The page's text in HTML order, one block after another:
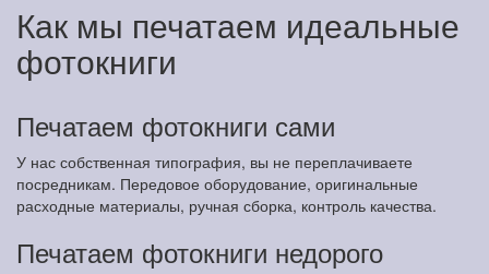
Как мы печатаем идеальные
фотокниги
Печатаем фотокниги сами
У нас собственная типография, вы не переплачиваете
посредникам. Передовое оборудование, оригинальные
расходные материалы, ручная сборка, контроль качества.
Печатаем фотокниги недорого